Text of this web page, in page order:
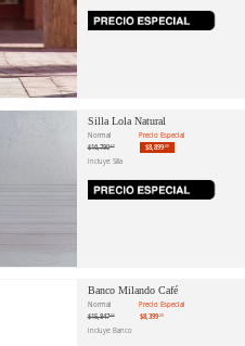
Silla Lola Natural
Normal
$16,790.57
Precio Especial
$8,899.00
Incluye: Silla
Banco Milando Café
Normal
$15,847.55
Precio Especial
$8,399.20
Incluye: Banco